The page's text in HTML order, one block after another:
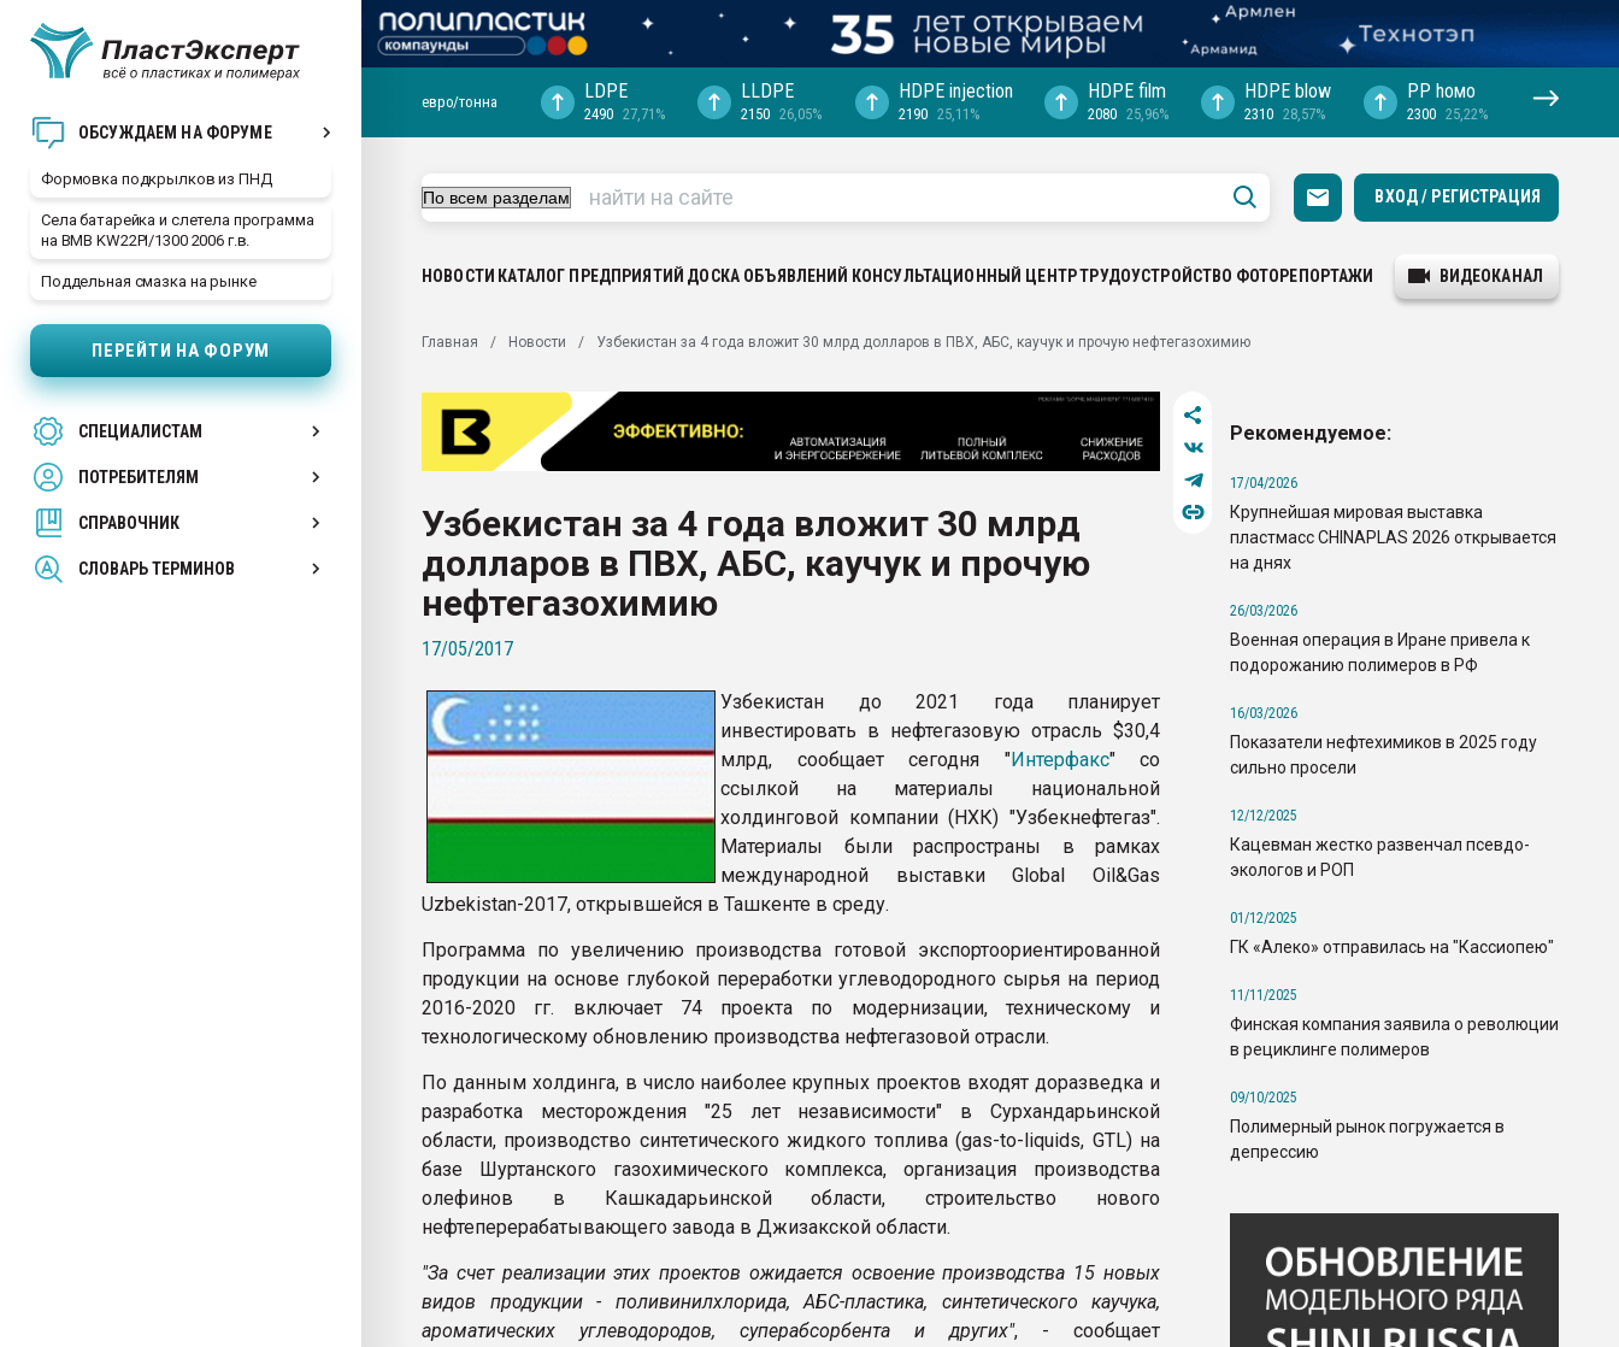
ОБСУЖДАЕМ НА ФОРУМЕ
Формовка подкрылков из ПНД
Села батарейка и слетела программа
на BMB KW22PI/1300 2006 г.в.
Поддельная смазка на рынке
ПЕРЕЙТИ НА ФОРУМ
СПЕЦИАЛИСТАМ
ПОТРЕБИТЕЛЯМ
СПРАВОЧНИК
СЛОВАРЬ ТЕРМИНОВ
29.07.2026 ФРП помог "Ижевскому
Вакуум-формовочные машины:
28.07.2026 Автоматизация выходит на
первый план в переработке
пластмасс
ситуацией на строительном рынке
Всё, что касается выдува ПЭТ
бутылок
ПЕРЕЙТИ НА ФОРУМ
евро/тонна LDPE
2490 27,71%
LLDPE
2150 26,05%
HDPE injection
2190 25,11%
HDPE film
2080 25,96%
HDPE blow
2310 28,57%
PP hомо
2300 25,22%
ВХОД / РЕГИСТРАЦИЯ
НОВОСТИ КАТАЛОГ ПРЕДПРИЯТИЙ ДОСКА ОБЪЯВЛЕНИЙ КОНСУЛЬТАЦИОННЫЙ ЦЕНТРТРУДОУСТРОЙСТВО ФОТОРЕПОРТАЖИ ВИДЕОКАНАЛ
Главная Новости Узбекистан за 4 года вложит 30 млрд долларов в ПВХ, АБС, каучук и прочую нефтегазохимию
Узбекистан за 4 года вложит 30 млрд
долларов в ПВХ, АБС, каучук и прочую
нефтегазохимию
17/05/2017
Узбекистан до 2021 года планирует
инвестировать в нефтегазовую отрасль $30,4
млрд, сообщает сегодня "Интерфакс" со
ссылкой на материалы национальной
холдинговой компании (НХК) "Узбекнефтегаз".
Материалы были распространы в рамках
международной выставки Global Oil&Gas
Uzbekistan-2017, открывшейся в Ташкенте в среду.
Программа по увеличению производства готовой экспортоориентированной
продукции на основе глубокой переработки углеводородного сырья на период
2016-2020 гг. включает 74 проекта по модернизации, техническому и
технологическому обновлению производства нефтегазовой отрасли.
По данным холдинга, в число наиболее крупных проектов входят доразведка и
разработка месторождения "25 лет независимости" в Сурхандарьинской
области, производство синтетического жидкого топлива (gas-to-liquids, GTL) на
базе Шуртанского газохимического комплекса, организация производства
олефинов в Кашкадарьинской области, строительство нового
нефтеперерабатывающего завода в Джизакской области.
"За счет реализации этих проектов ожидается освоение производства 15 новых
видов продукции - поливинилхлорида, АБС-пластика, синтетического каучука,
ароматических углеводородов, суперабсорбента и других", - сообщает
Рекомендуемое:
17/04/2026
Крупнейшая мировая выставка
пластмасс CHINAPLAS 2026 открывается
на днях
26/03/2026
Военная операция в Иране привела к
подорожанию полимеров в РФ
16/03/2026
Показатели нефтехимиков в 2025 году
сильно просели
12/12/2025
Кацевман жестко развенчал псевдо-
экологов и РОП
01/12/2025
ГК «Алеко» отправилась на "Кассиопею"
11/11/2025
Финская компания заявила о революции
в рециклинге полимеров
09/10/2025
Полимерный рынок погружается в
депрессию